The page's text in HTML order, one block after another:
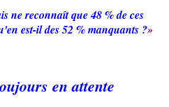
reconnaît que 48 % de ces
est-il des 52 % manquants ?»
en attente